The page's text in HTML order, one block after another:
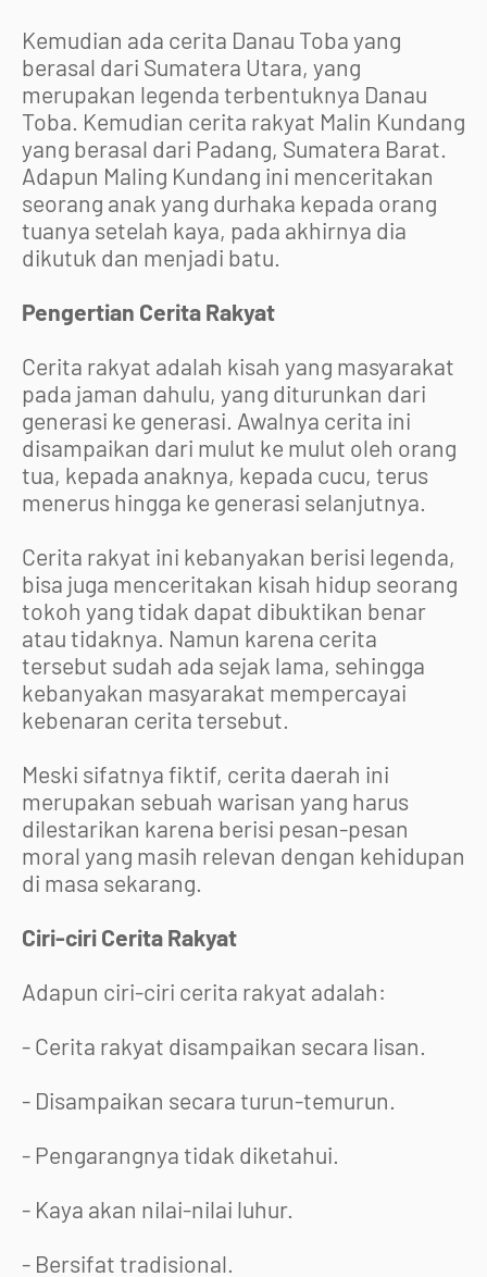
Kemudian ada cerita Danau Toba yang
berasal dari Sumatera Utara, yang
merupakan legenda terbentuknya Danau
Toba. Kemudian cerita rakyat Malin Kundang
yang berasal dari Padang, Sumatera Barat.
Adapun Maling Kundang ini menceritakan
seorang anak yang durhaka kepada orang
tuanya setelah kaya, pada akhirnya dia
dikutuk dan menjadi batu.
Pengertian Cerita Rakyat
Cerita rakyat adalah kisah yang masyarakat
pada jaman dahulu, yang diturunkan dari
generasi ke generasi. Awalnya cerita ini
disampaikan dari mulut ke mulut oleh orang
tua, kepada anaknya, kepada cucu, terus
menerus hingga ke generasi selanjutnya.
Cerita rakyat ini kebanyakan berisi legenda,
bisa juga menceritakan kisah hidup seorang
tokoh yang tidak dapat dibuktikan benar
atau tidaknya. Namun karena cerita
tersebut sudah ada sejak lama, sehingga
kebanyakan masyarakat mempercayai
kebenaran cerita tersebut.
Meski sifatnya fiktif, cerita daerah ini
merupakan sebuah warisan yang harus
dilestarikan karena berisi pesan-pesan
moral yang masih relevan dengan kehidupan
di masa sekarang.
Ciri-ciri Cerita Rakyat
Adapun ciri-ciri cerita rakyat adalah:
- Cerita rakyat disampaikan secara lisan.
- Disampaikan secara turun-temurun.
- Pengarangnya tidak diketahui.
- Kaya akan nilai-nilai luhur.
- Bersifat tradisional.